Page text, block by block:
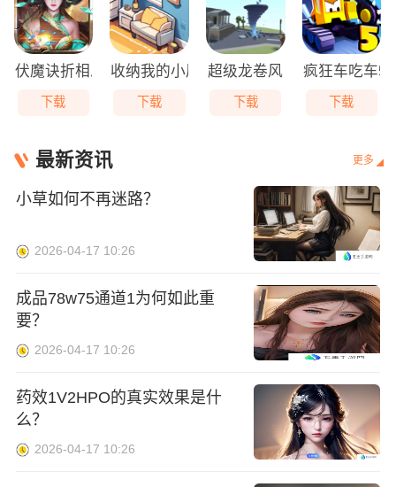
伏魔诀折相思版
下载
收纳我的小屋免广告
下载
超级龙卷风
下载
疯狂车吃车5
下载
最新资讯 更多
小草如何不再迷路？
2026-04-17 10:26
成品78w75通道1为何如此重
要？
2026-04-17 10:26
药效1V2HPO的真实效果是什
么？
2026-04-17 10:26